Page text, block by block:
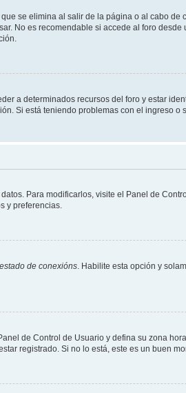
se elimina al salir de la página o al cabo de
No es recomendable si accede al foro
a determinados recursos del foro y estar
Si está teniendo problemas con el ingreso
Para modificarlos, visite el Panel de
y preferencias.
de conexións. Habilite esta opción y
de Control de Usuario y defina su zona
registrado. Si no lo está, este es un buen